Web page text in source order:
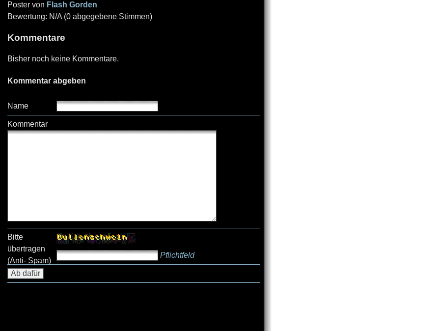
Poster von Flash Gorden
Bewertung: N/A (0 abgegebene Stimmen)
Kommentare
Bisher noch keine Kommentare.
Kommentar abgeben
Name
Kommentar
Bitte
übertragen
(Anti- Spam)
Pflichtfeld